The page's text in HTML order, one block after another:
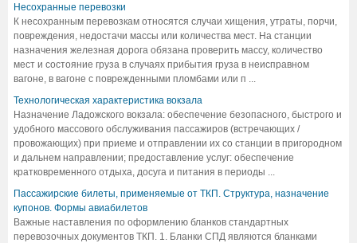
Несохранные перевозки
К несохранным перевозкам относятся случаи хищения, утраты, порчи,
повреждения, недостачи массы или количества мест. На станции
назначения железная дорога обязана проверить массу, количество
мест и состояние груза в случаях прибытия груза в неисправном
вагоне, в вагоне с поврежденными пломбами или п ...
Технологическая характеристика вокзала
Назначение Ладожского вокзала: обеспечение безопасного, быстрого и
удобного массового обслуживания пассажиров (встречающих /
провожающих) при приеме и отправлении их со станции в пригородном
и дальнем направлении; предоставление услуг: обеспечение
кратковременного отдыха, досуга и питания в периоды ...
Пассажирские билеты, применяемые от ТКП. Структура, назначение
купонов. Формы авиабилетов
Важные наставления по оформлению бланков стандартных
перевозочных документов ТКП. 1. Бланки СПД являются бланками